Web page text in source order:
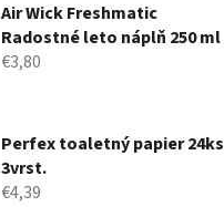
Air Wick Freshmatic
Radostné leto náplň 250 ml
€3,80
Perfex toaletný papier 24ks
3vrst.
€4,39